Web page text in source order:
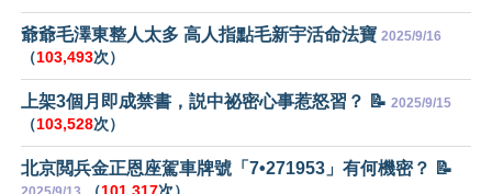
爺爺毛澤東整人太多 高人指點毛新宇活命法寶 2025/9/16
（103,493次）
上架3個月即成禁書，説中祕密心事惹怒習？ 📝 2025/9/15
（103,528次）
北京閲兵金正恩座駕車牌號「7•271953」有何機密？ 📝
（101,317次）